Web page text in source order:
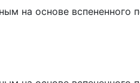
на основе вспененного